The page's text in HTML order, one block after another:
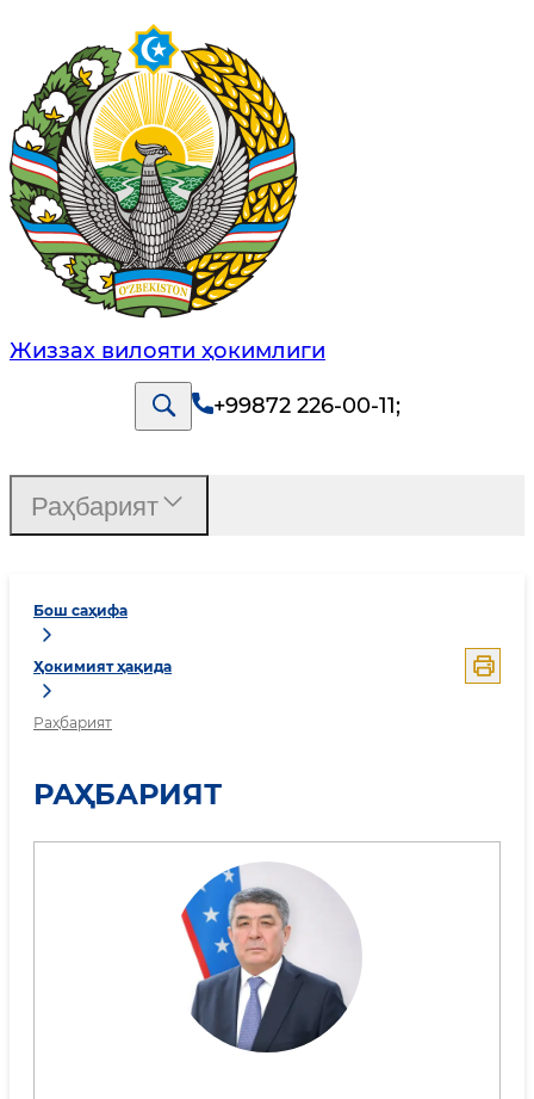
Жиззах вилояти ҳокимлиги
+99872 226-00-11;
Бош саҳифа
Ҳокимият ҳақида
Раҳбарият
РАҲБАРИЯТ
Раҳбарият